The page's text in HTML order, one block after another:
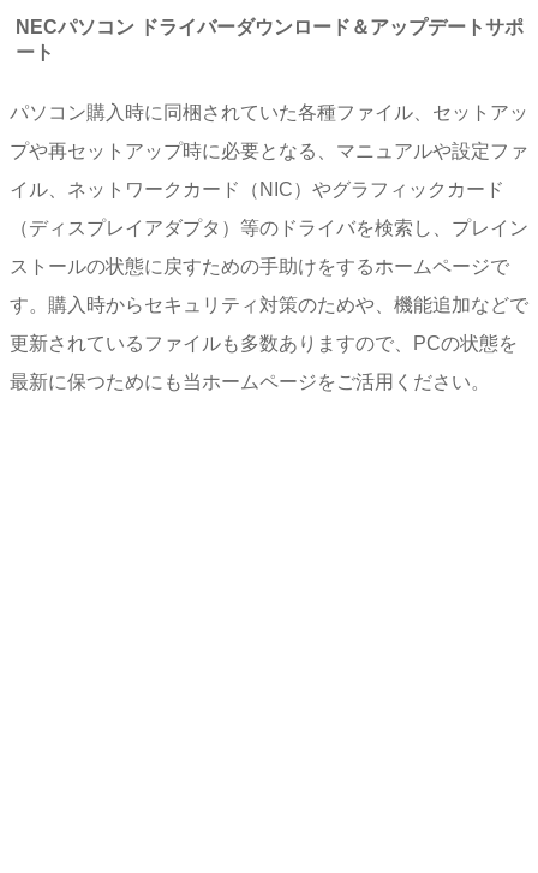
NECパソコン ドライバーダウンロード＆アップデートサポ
ート
パソコン購入時に同梱されていた各種ファイル、セットアッ
プや再セットアップ時に必要となる、マニュアルや設定ファ
イル、ネットワークカード（NIC）やグラフィックカード
（ディスプレイアダプタ）等のドライバを検索し、プレイン
ストールの状態に戻すための手助けをするホームページで
す。購入時からセキュリティ対策のためや、機能追加などで
更新されているファイルも多数ありますので、PCの状態を
最新に保つためにも当ホームページをご活用ください。